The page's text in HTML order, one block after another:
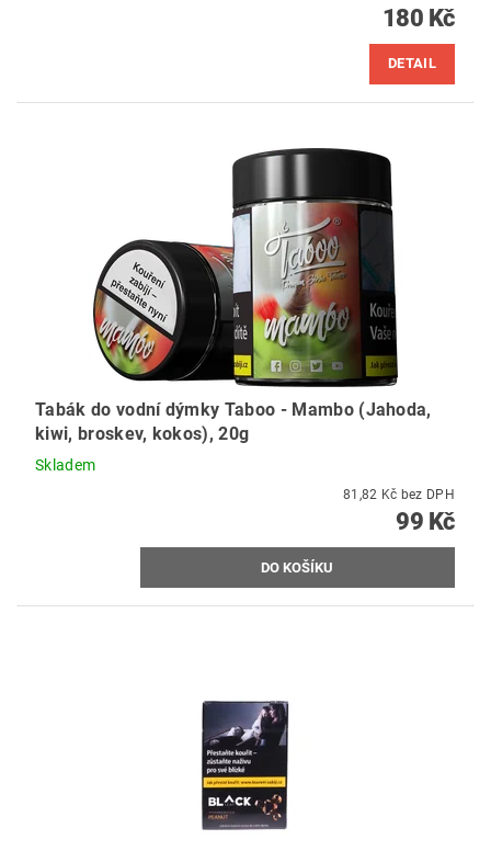
180 Kč
DETAIL
Tabák do vodní dýmky Taboo - Mambo (Jahoda,
kiwi, broskev, kokos), 20g
Skladem
81,82 Kč bez DPH
99 Kč